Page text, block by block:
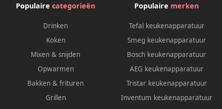
Populaire categorieën
Drinken
Koken
Mixen & snijden
Opwarmen
Bakken & frituren
Grillen
Populaire merken
Tefal keukenapparatuur
Smeg keukenapparatuur
Bosch keukenapparatuur
AEG keukenapparatuur
Tristar keukenapparatuur
Inventum keukenapparatuur